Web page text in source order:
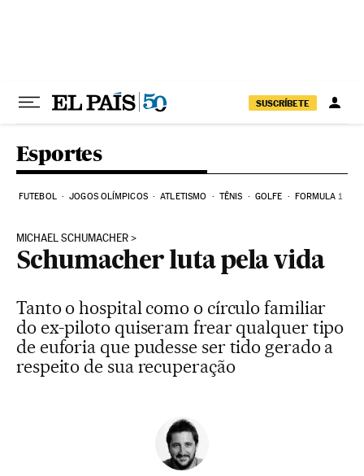
SUSCRÍBETE
Esportes
FUTEBOL JOGOS OLÍMPICOS ATLETISMO TÊNIS GOLFE FORMULA 1
MICHAEL SCHUMACHER
Schumacher luta pela vida
Tanto o hospital como o círculo familiar
do ex-piloto quiseram frear qualquer tipo
de euforia que pudesse ser tido gerado a
respeito de sua recuperação